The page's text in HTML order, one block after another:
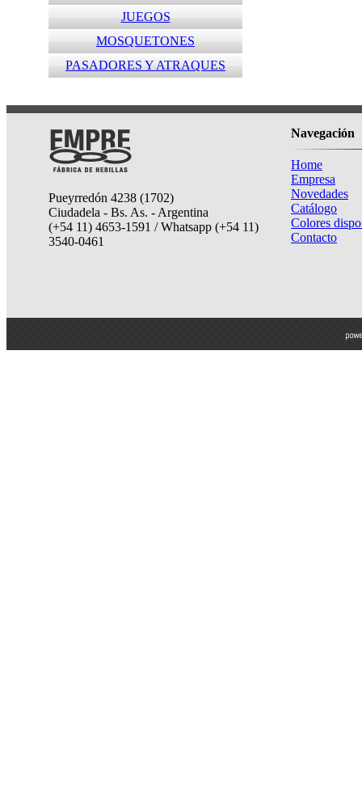
JUEGOS
MOSQUETONES
PASADORES Y ATRAQUES
Pueyrredón 4238 (1702)
Ciudadela - Bs. As. - Argentina
(+54 11) 4653-1591 / Whatsapp (+54 11)
3540-0461
Navegación
Home
Empresa
Novedades
Catálogo
Colores
Contacto